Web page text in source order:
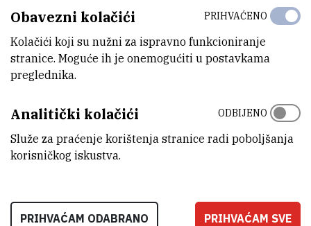
Obavezni kolačići
Kolačići koji su nužni za ispravno funkcioniranje
stranice. Moguće ih je onemogućiti u postavkama
preglednika.
PRIHVAĆENO
Analitički kolačići
Služe za praćenje korištenja stranice radi poboljšanja
korisničkog iskustva.
ODBIJENO
PRIHVAĆAM ODABRANO PRIHVAĆAM SVE